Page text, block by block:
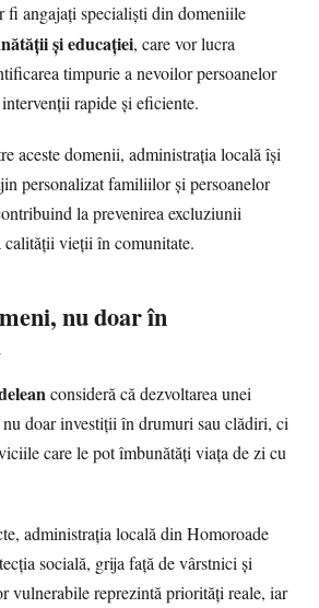
fi angajați specialiști din domeniile
și educației, care vor lucra
timpurie a nevoilor persoanelor
rapide și eficiente.
aceste domenii, administrația locală își
personalizat familiilor și persoanelor
la prevenirea excluziunii
calității vieții în comunitate.
nu doar în
consideră că dezvoltarea unei
doar investiții în drumuri sau clădiri, ci
care le pot îmbunătăți viața de zi cu
administrația locală din Homoroade
socială, grija față de vârstnici și
vulnerabile reprezintă priorități reale, iar